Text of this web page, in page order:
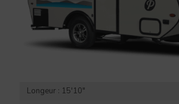
Longeur : 15'10"